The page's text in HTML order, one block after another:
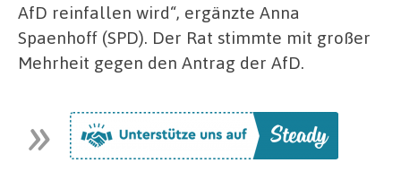
AfD reinfallen wird“, ergänzte Anna
Spaenhoff (SPD). Der Rat stimmte mit großer
Mehrheit gegen den Antrag der AfD.